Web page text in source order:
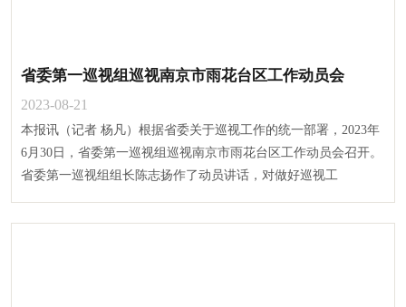
省委第一巡视组巡视南京市雨花台区工作动员会
2023-08-21
本报讯（记者 杨凡）根据省委关于巡视工作的统一部署，2023年
6月30日，省委第一巡视组巡视南京市雨花台区工作动员会召开。
省委第一巡视组组长陈志扬作了动员讲话，对做好巡视工